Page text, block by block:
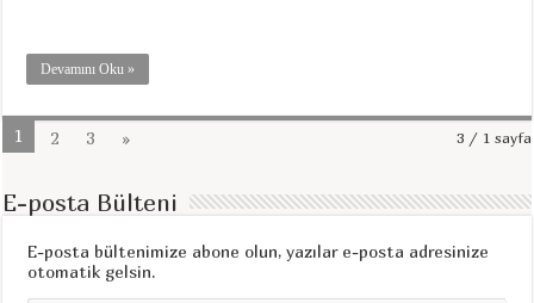
Devamını Oku »
3 / 1 sayfa
1 2 3 »
E-posta Bülteni
E-posta bültenimize abone olun, yazılar e-posta adresinize
otomatik gelsin.